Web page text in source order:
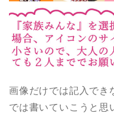
画像だけでは記入でき
では書いていこうと思